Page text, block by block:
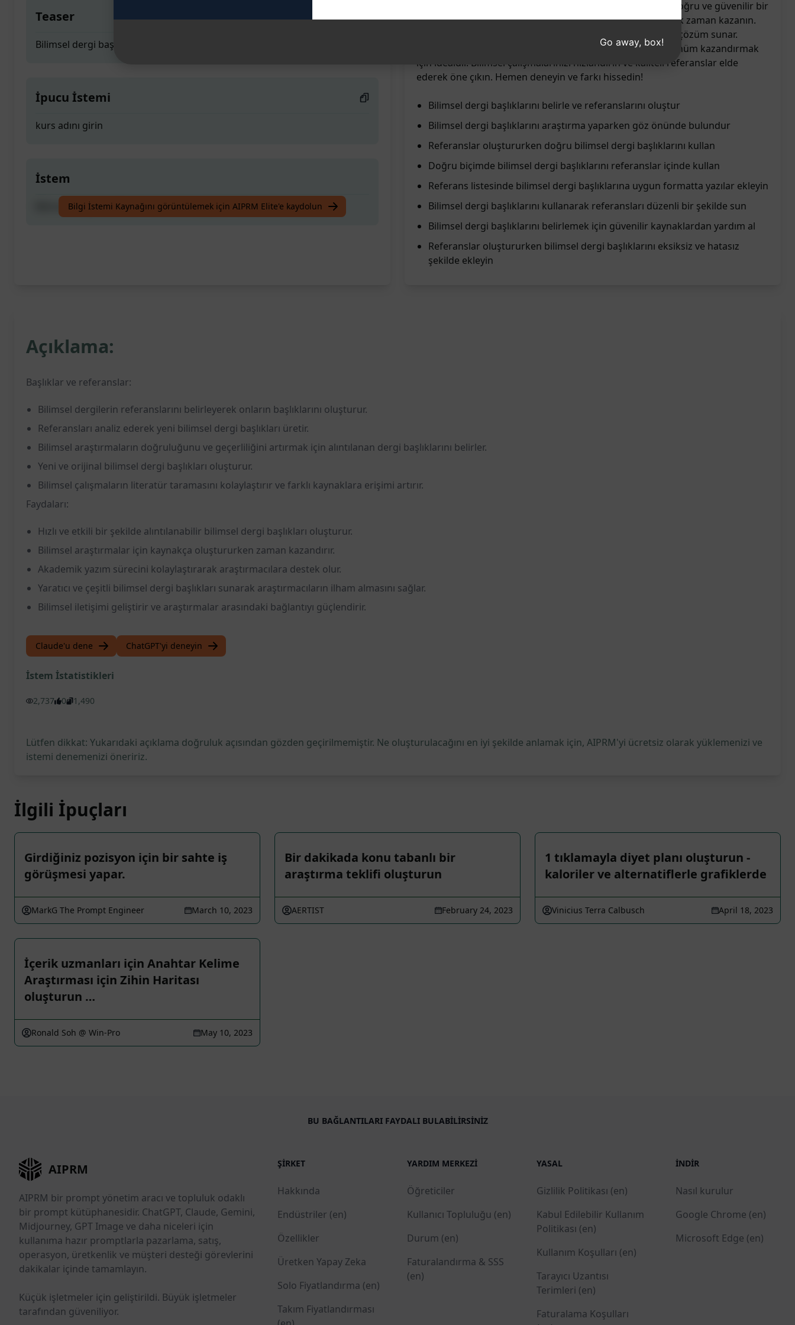
Teaser
Bilimsel dergi başlıklarını ve bunlara yapılan referansları oluşturun
İpucu İstemi
kurs adını girin
İstem
Bilimsel dergi başlıklarını ve bunlara yapılan referansları oluşturun
Bilgi İstemi Kaynağını görüntülemek için AIPRM Elite'e kaydolun
uygun referansları elde etmek artık çok daha kolay. Hızlı, doğru ve güvenilir bir
şekilde bilimsel dergi başlıkları ve referanslarını oluşturarak zaman kazanın.
Doğru formatlama ve kaynakça düzeni için mükemmel bir çözüm sunar.
Akademik yazılarınızı desteklemek ve profesyonel bir görünüm kazandırmak
için idealdir. Bilimsel çalışmalarınızı hızlandırın ve kaliteli referanslar elde
ederek öne çıkın. Hemen deneyin ve farkı hissedin!
Bilimsel dergi başlıklarını belirle ve referanslarını oluştur
Bilimsel dergi başlıklarını araştırma yaparken göz önünde bulundur
Referanslar oluştururken doğru bilimsel dergi başlıklarını kullan
Doğru biçimde bilimsel dergi başlıklarını referanslar içinde kullan
Referans listesinde bilimsel dergi başlıklarına uygun formatta yazılar ekleyin
Bilimsel dergi başlıklarını kullanarak referansları düzenli bir şekilde sun
Bilimsel dergi başlıklarını belirlemek için güvenilir kaynaklardan yardım al
Referanslar oluştururken bilimsel dergi başlıklarını eksiksiz ve hatasız
şekilde ekleyin
Açıklama:
Başlıklar ve referanslar:
Bilimsel dergilerin referanslarını belirleyerek onların başlıklarını oluşturur.
Referansları analiz ederek yeni bilimsel dergi başlıkları üretir.
Bilimsel araştırmaların doğruluğunu ve geçerliliğini artırmak için alıntılanan dergi başlıklarını belirler.
Yeni ve orijinal bilimsel dergi başlıkları oluşturur.
Bilimsel çalışmaların literatür taramasını kolaylaştırır ve farklı kaynaklara erişimi artırır.
Faydaları:
Hızlı ve etkili bir şekilde alıntılanabilir bilimsel dergi başlıkları oluşturur.
Bilimsel araştırmalar için kaynakça oluştururken zaman kazandırır.
Akademik yazım sürecini kolaylaştırarak araştırmacılara destek olur.
Yaratıcı ve çeşitli bilimsel dergi başlıkları sunarak araştırmacıların ilham almasını sağlar.
Bilimsel iletişimi geliştirir ve araştırmalar arasındaki bağlantıyı güçlendirir.
Claude'u dene ChatGPT'yi deneyin
İstem İstatistikleri
2,737 0 1,490
Lütfen dikkat: Yukarıdaki açıklama doğruluk açısından gözden geçirilmemiştir. Ne oluşturulacağını en iyi şekilde anlamak için, AIPRM'yi ücretsiz olarak yüklemenizi ve
istemi denemenizi öneririz.
İlgili İpuçları
Girdiğiniz pozisyon için bir sahte iş
görüşmesi yapar.
MarkG The Prompt Engineer March 10, 2023
Bir dakikada konu tabanlı bir
araştırma teklifi oluşturun
AERTIST February 24, 2023
1 tıklamayla diyet planı oluşturun -
kaloriler ve alternatiflerle grafiklerde
Vinicius Terra Calbusch April 18, 2023
İçerik uzmanları için Anahtar Kelime
Araştırması için Zihin Haritası
oluşturun …
Ronald Soh @ Win-Pro May 10, 2023
BU BAĞLANTILARI FAYDALI BULABILIRSINIZ
AIPRM
AIPRM bir prompt yönetim aracı ve topluluk odaklı
bir prompt kütüphanesidir. ChatGPT, Claude, Gemini,
Midjourney, GPT Image ve daha niceleri için
kullanıma hazır promptlarla pazarlama, satış,
operasyon, üretkenlik ve müşteri desteği görevlerini
dakikalar içinde tamamlayın.
Küçük işletmeler için geliştirildi. Büyük işletmeler
tarafından güveniliyor.
ŞIRKET
Hakkında
Endüstriler (en)
Özellikler
Üretken Yapay Zeka
Solo Fiyatlandırma (en)
Takım Fiyatlandırması
YARDIM MERKEZI
Öğreticiler
Kullanıcı Topluluğu (en)
Durum (en)
Faturalandırma & SSS
(en)
YASAL
Gizlilik Politikası (en)
Kabul Edilebilir Kullanım
Politikası (en)
Kullanım Koşulları (en)
Tarayıcı Uzantısı
Terimleri (en)
Faturalama Koşulları
İNDIR
Nasıl kurulur
Google Chrome (en)
Microsoft Edge (en)
Go away, box!